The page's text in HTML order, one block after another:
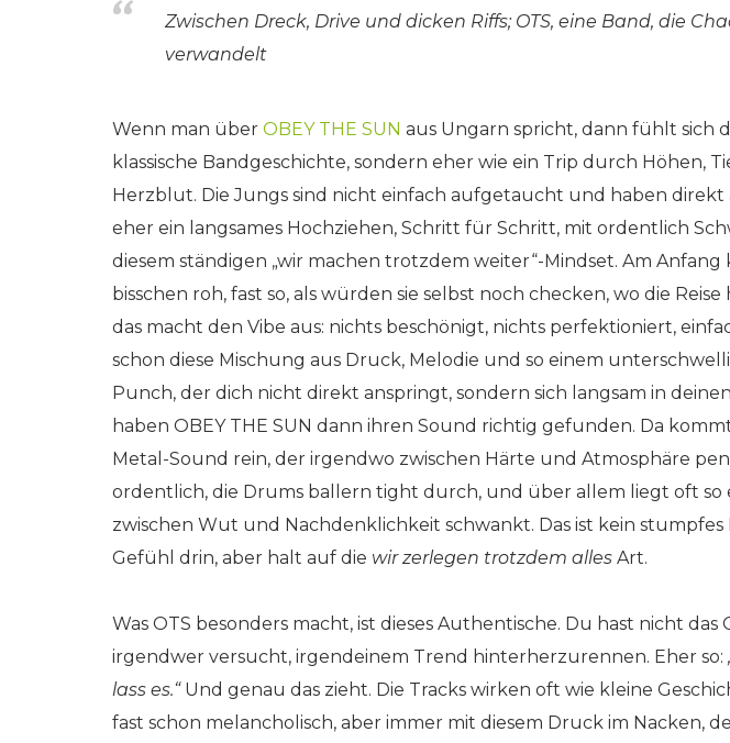
Zwischen Dreck, Drive und dicken Riffs; OTS, eine Band, die
verwandelt
Wenn man über OBEY THE SUN aus Ungarn spricht, dann fühlt sich
klassische Bandgeschichte, sondern eher wie ein Trip durch Höhen,
Herzblut. Die Jungs sind nicht einfach aufgetaucht und haben direkt
eher ein langsames Hochziehen, Schritt für Schritt, mit ordentlich
diesem ständigen „wir machen trotzdem weiter“-Mindset. Am Anfang
bisschen roh, fast so, als würden sie selbst noch checken, wo die
das macht den Vibe aus: nichts beschönigt, nichts perfektioniert,
schon diese Mischung aus Druck, Melodie und so einem
Punch, der dich nicht direkt anspringt, sondern sich langsam in
haben OBEY THE SUN dann ihren Sound richtig gefunden. Da
Metal-Sound rein, der irgendwo zwischen Härte und Atmosphäre
ordentlich, die Drums ballern tight durch, und über allem liegt oft so
zwischen Wut und Nachdenklichkeit schwankt. Das ist kein
Gefühl drin, aber halt auf die wir zerlegen trotzdem alles Art.
Was OTS besonders macht, ist dieses Authentische. Du hast nicht das
irgendwer versucht, irgendeinem Trend hinterherzurennen. Eher so:
lass es.“Und genau das zieht. Die Tracks wirken oft wie kleine
fast schon melancholisch, aber immer mit diesem Druck im Nacken,